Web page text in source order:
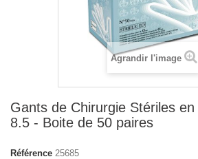
Agrandir l'image
Gants de Chirurgie Stériles
8.5 - Boite de 50 paires
Référence 25685